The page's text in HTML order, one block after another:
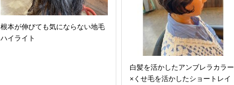
根本が伸びても気にならない地毛
ハイライト
白髪を活かしたアンブレラカラー
×くせ毛を活かしたショートレイ